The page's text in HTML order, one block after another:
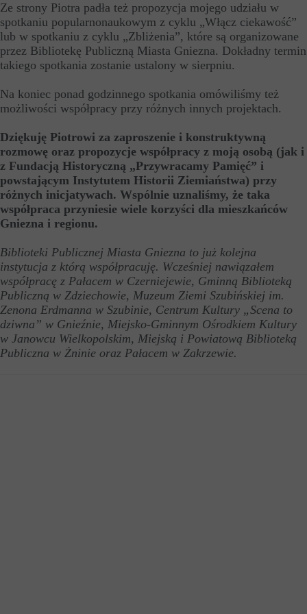
Ze strony Piotra padła też propozycja mojego udziału w
spotkaniu popularnonaukowym z cyklu „Włącz ciekawość”
lub w spotkaniu z cyklu „Zbliżenia”, które są organizowane
przez Bibliotekę Publiczną Miasta Gniezna. Dokładny termin
takiego spotkania zostanie ustalony w sierpniu.
Na koniec ponad godzinnego spotkania omówiliśmy też
możliwości współpracy przy różnych innych projektach.
Dziękuję Piotrowi za zaproszenie i konstruktywną
rozmowę oraz propozycje współpracy z moją osobą (jak i
z Fundacją Historyczną „Przywracamy Pamięć” i
powstającym Instytutem Historii Ziemiaństwa) przy
różnych inicjatywach. Wspólnie uznaliśmy, że taka
współpraca przyniesie wiele korzyści dla mieszkańców
Gniezna i regionu.
Biblioteki Publicznej Miasta Gniezna to już kolejna
instytucja z którą współpracuję. Wcześniej nawiązałem
współpracę z Pałacem w Czerniejewie, Gminną Biblioteką
Publiczną w Zdziechowie, Muzeum Ziemi Szubińskiej im.
Zenona Erdmanna w Szubinie, Centrum Kultury „Scena to
dziwna” w Gnieźnie, Miejsko-Gminnym Ośrodkiem Kultury
w Janowcu Wielkopolskim, Miejską i Powiatową Biblioteką
Publiczna w Żninie oraz Pałacem w Zakrzewie.